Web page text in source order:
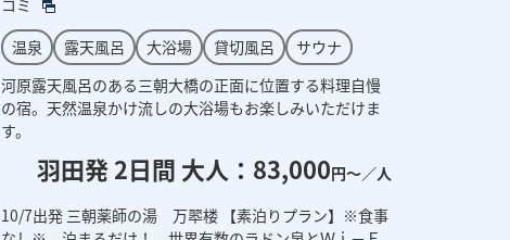
温泉
露天風呂 大浴場 貸切風呂
サウナ
河原露天風呂のある三朝大橋の正面に位置する料理自慢
の宿。天然温泉かけ流しの大浴場もお楽しみいただけま
す。
羽田発 2日間 大人：83,000円～／人
10/7出発 三朝薬師の湯 万翆楼 【素泊りプラン】※食事